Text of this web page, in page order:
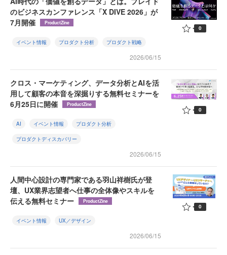
のビジネスカンファレンス「X DIVE 2026」が
7月開催
ProductZine
イベント情報 プロダクト分析 プロダクト戦略
2026/06/15
0
クロス・マーケティング、データ分析とAIを活
用して顧客の本音を深掘りする無料セミナーを
6月25日に開催
ProductZine
AI イベント情報 プロダクト分析
プロダクトディスカバリー
2026/06/15
0
人間中心設計の専門家である羽山祥樹氏が登
壇、UX業界志望者へ仕事の全体像やスキルを
伝える無料セミナー
ProductZine
イベント情報 UX／デザイン
2026/06/15
0